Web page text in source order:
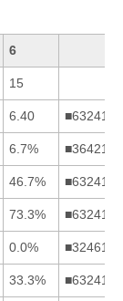
6
15
6.40 ■632415
6.7% ■364215
46.7% ■632415
73.3% ■632415
0.0% ■324615
33.3% ■632415